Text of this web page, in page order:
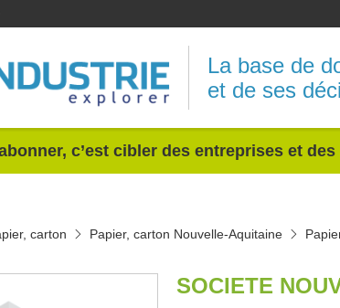
La base de
et de ses
c’est cibler des entreprises et
carton Papier, carton Nouvelle-Aquitaine
SOCIETE